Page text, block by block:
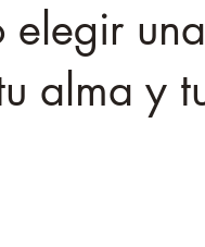
elegir
alma y